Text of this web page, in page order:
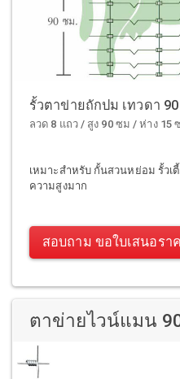
รั้วตาข่ายถักปม เทวดา
ลวด 8 แถว / สูง 90 ซม / ห่าง 15
เหมาะสำหรับ กั้นสวนหย่อม รั้วเ
ความสูงมาก
สอบถาม ขอใบเสนอรา
ตาข่ายไวน์แมน